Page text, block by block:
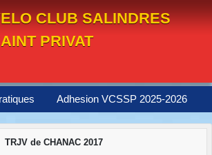
CLUB SALINDRES
PRIVAT
Adhesion VCSSP 2025-2026
TRJV de CHANAC 2017
cookies